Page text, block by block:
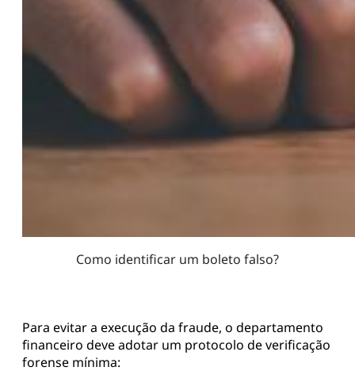
Como identificar um boleto falso?
Para evitar a execução da fraude, o departamento
financeiro deve adotar um protocolo de verificação
forense mínima: